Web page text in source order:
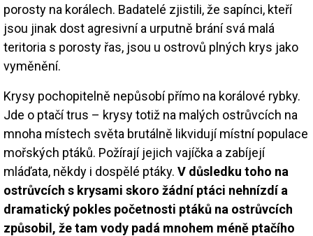
porosty na korálech. Badatelé zjistili, že sapínci, kteří
jsou jinak dost agresivní a urputně brání svá malá
teritoria s porosty řas, jsou u ostrovů plných krys jako
vyměnění.
Krysy pochopitelně nepůsobí přímo na korálové rybky.
Jde o ptačí trus – krysy totiž na malých ostrůvcích na
mnoha místech světa brutálně likvidují místní populace
mořských ptáků. Požírají jejich vajíčka a zabíjejí
mláďata, někdy i dospělé ptáky. V důsledku toho na
ostrůvcích s krysami skoro žádní ptáci nehnízdí a
dramatický pokles početnosti ptáků na ostrůvcích
způsobil, že tam vody padá mnohem méně ptačího